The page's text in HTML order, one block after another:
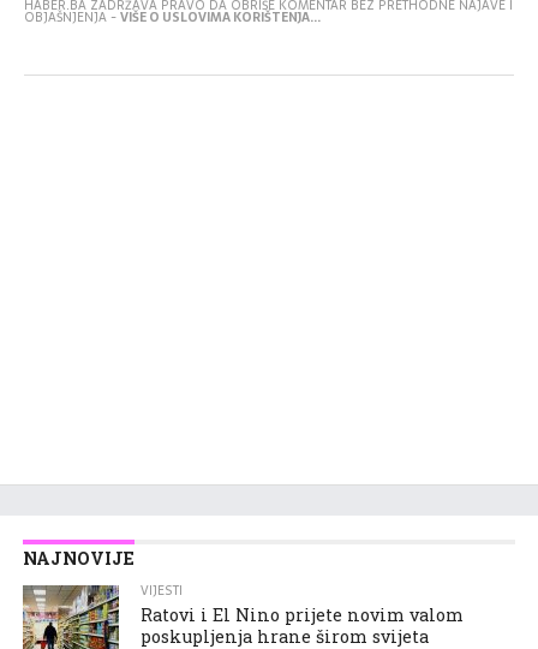
HABER.BA ZADRŽAVA PRAVO DA OBRIŠE KOMENTAR BEZ PRETHODNE NAJAVE I
OBJAŠNJENJA -VIŠE O USLOVIMA KORIŠTENJA...
NAJNOVIJE
VIJESTI
Ratovi i El Nino prijete novim valom
poskupljenja hrane širom svijeta